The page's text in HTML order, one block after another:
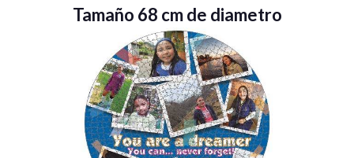
Tamaño 68 cm de diametro